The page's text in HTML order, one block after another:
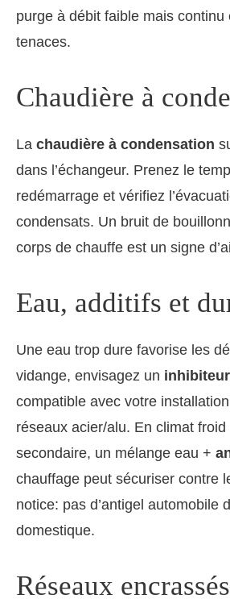
purge à débit faible mais continu
tenaces.
Chaudière à
La chaudière à condensation
dans l’échangeur. Prenez le
redémarrage et vérifiez
condensats. Un bruit de
corps de chauffe est un signe
Eau, additifs et
Une eau trop dure favorise les
vidange, envisagez un
compatible avec votre
réseaux acier/alu. En climat
secondaire, un mélange eau +
chauffage peut sécuriser contre
notice: pas d’antigel automobile
domestique.
Réseaux encrassés